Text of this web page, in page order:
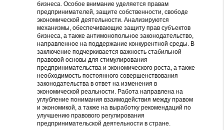
бизнеса. Особое внимание уделяется правам
предпринимателей, защите собственности, свободе
экономической деятельности. Анализируются
механизмы, обеспечивающие защиту прав субъектов
бизнеса, а также антимонопольное законодательство,
направленное на поддержание конкурентной среды. В
заключение подчеркивается важность стабильной
правовой основы для стимулирования
предпринимательства и экономического роста, а также
необходимость постоянного совершенствования
законодательства в ответ на изменения в
экономической реальности. Работа направлена на
углубление понимания взаимодействия между правом
и экономикой, а также на выработку рекомендаций по
улучшению правового регулирования
предпринимательской деятельности в стране.